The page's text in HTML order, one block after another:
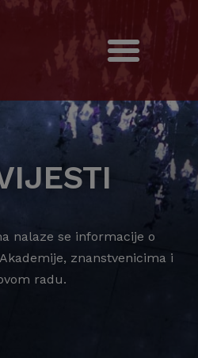
nalaze se informacije o
znanstvenicima i
radu.